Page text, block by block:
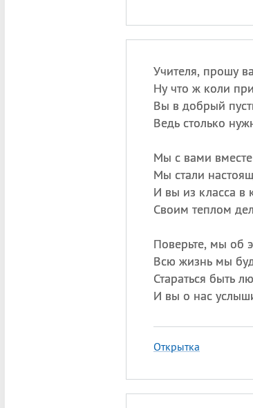
Учителя, прошу
Ну что ж коли
Вы в добрый
Ведь столько
Мы с вами вместе
Мы стали
И вы из класса в
Своим теплом
Поверьте, мы об
Всю жизнь мы
Стараться быть
И вы о нас
Открытка